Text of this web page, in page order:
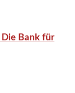
Die Bank für